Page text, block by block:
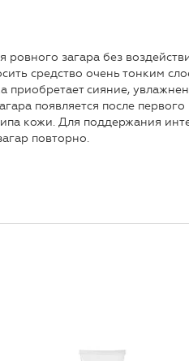
ровного загара без
средство очень тонким
приобретает сияние,
появляется после
кожи. Для поддержания
повторно.